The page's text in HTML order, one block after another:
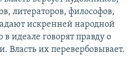
литераторов, философов,
искренней народной
идеале говорят правду о
Власть их перевербовывает.